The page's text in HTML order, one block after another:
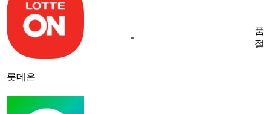
롯데온
-
품
절